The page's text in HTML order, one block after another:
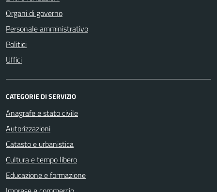
Organi di governo
Personale amministrativo
Politici
Uffici
CATEGORIE DI SERVIZIO
Anagrafe e stato civile
Autorizzazioni
Catasto e urbanistica
Cultura e tempo libero
Educazione e formazione